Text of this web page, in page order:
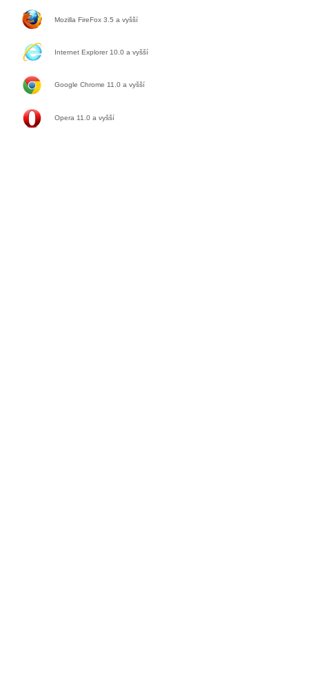
Mozilla FireFox 3.5 a vyšší
Internet Explorer 10.0 a vyšší
Google Chrome 11.0 a vyšší
Opera 11.0 a vyšší